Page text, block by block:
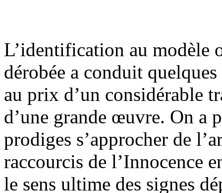
L’identification au modèle
dérobée a conduit
au prix d’un considérable
d’une grande œuvre. On a
prodiges s’approcher de
raccourcis de l’Innocence
le sens ultime des signes